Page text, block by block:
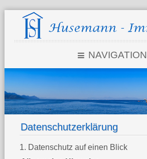
NAVIGATION
Datenschutzerklärung
1. Datenschutz auf einen Blick